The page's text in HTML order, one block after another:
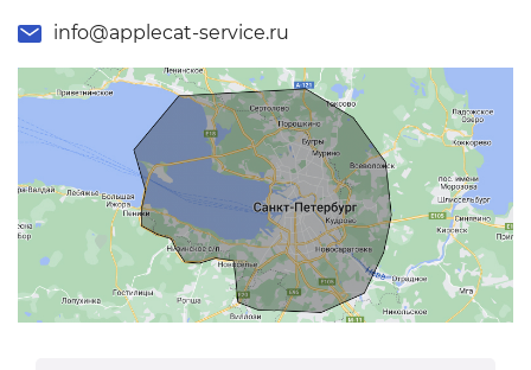
info@applecat-service.ru